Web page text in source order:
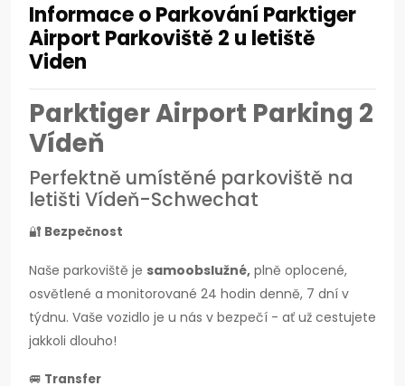
Informace o Parkování Parktiger
Airport Parkoviště 2 u letiště
Viden
Parktiger Airport Parking 2
Vídeň
Perfektně umístěné parkoviště na
letišti Vídeň-Schwechat
🔐 Bezpečnost
Naše parkoviště je samoobslužné, plně oplocené,
osvětlené a monitorované 24 hodin denně, 7 dní v
týdnu. Vaše vozidlo je u nás v bezpečí - ať už cestujete
jakkoli dlouho!
🚐 Transfer